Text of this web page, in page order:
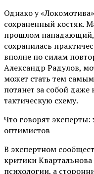
Однако у
сохраненный костяк.
прошлом нападающий,
сохранилась
вполне по силам
Александр Радулов,
может стать тем
потянет за собой
тактическую схему.
Что говорят эксперты:
оптимистов
В экспертном
критики
психологии, а